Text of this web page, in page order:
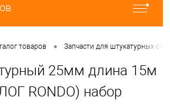
товаров • Запчасти для штукатурных
25мм длина 15м
RONDO) набор